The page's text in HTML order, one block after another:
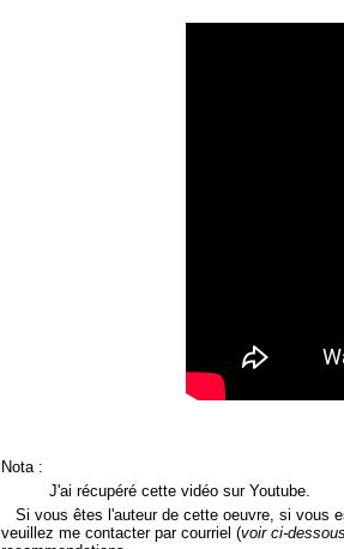
Nota :
J'ai récupéré cette vidéo sur Youtube.
Si vous êtes l'auteur de cette oeuvre, si vous
veuillez me contacter par courriel (voir ci-